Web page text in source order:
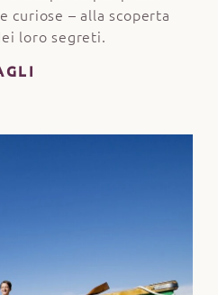
curiose – alla scoperta
loro segreti.